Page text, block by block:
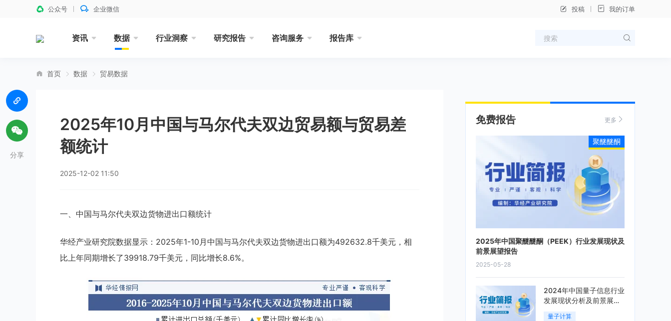
公众号 企业微信 投稿 我的订单
资讯 数据 行业洞察 研究报告 咨询服务 报告库
首页 数据 贸易数据
2025年10月中国与马尔代夫双边贸易额与贸易差
额统计
2025-12-02 11:50
一、中国与马尔代夫双边货物进出口额统计
华经产业研究院数据显示：2025年1-10月中国与马尔代夫双边货物进出口额为492632.8千美元，相
比上年同期增长了39918.79千美元，同比增长8.6%。
分享
免费报告 更多
2025年中国聚醚醚酮（PEEK）行业发展现状及
前景展望报告
2025-05-28
聚醚醚酮
2024年中国量子信息行业
发展现状分析及前景展望
报告
量子计算